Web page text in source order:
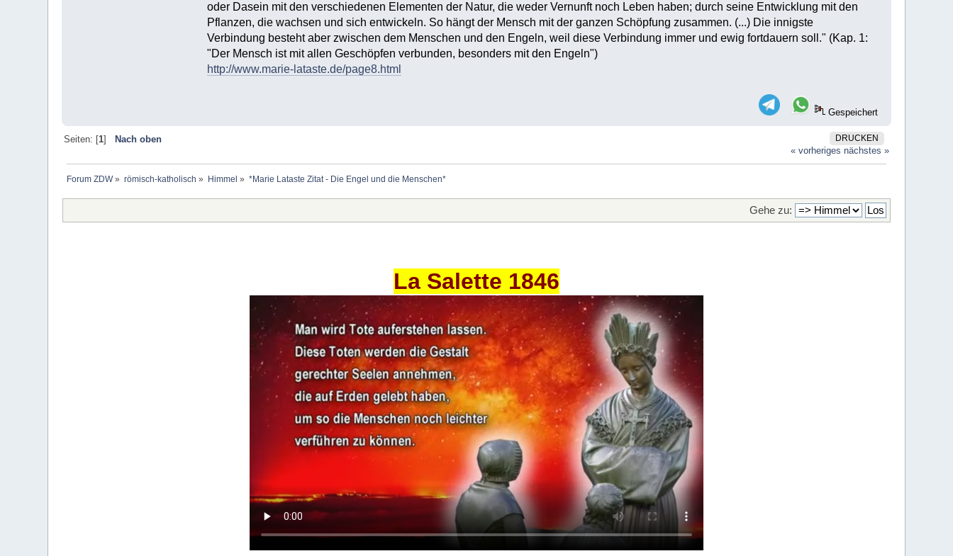
oder Dasein mit den verschiedenen Elementen der Natur, die weder Vernunft noch Leben haben; durch seine Entwicklung mit den
Pflanzen, die wachsen und sich entwickeln. So hängt der Mensch mit der ganzen Schöpfung zusammen. (...) Die innigste
Verbindung besteht aber zwischen dem Menschen und den Engeln, weil diese Verbindung immer und ewig fortdauern soll." (Kap. 1:
"Der Mensch ist mit allen Geschöpfen verbunden, besonders mit den Engeln")
http://www.marie-lataste.de/page8.html
Gespeichert
DRUCKEN
Seiten: [1]
Nach oben
« vorheriges nächstes »
Forum ZDW» römisch-katholisch » Himmel » *Marie Lataste Zitat - Die Engel und die Menschen*
Gehe zu:
La Salette 1846